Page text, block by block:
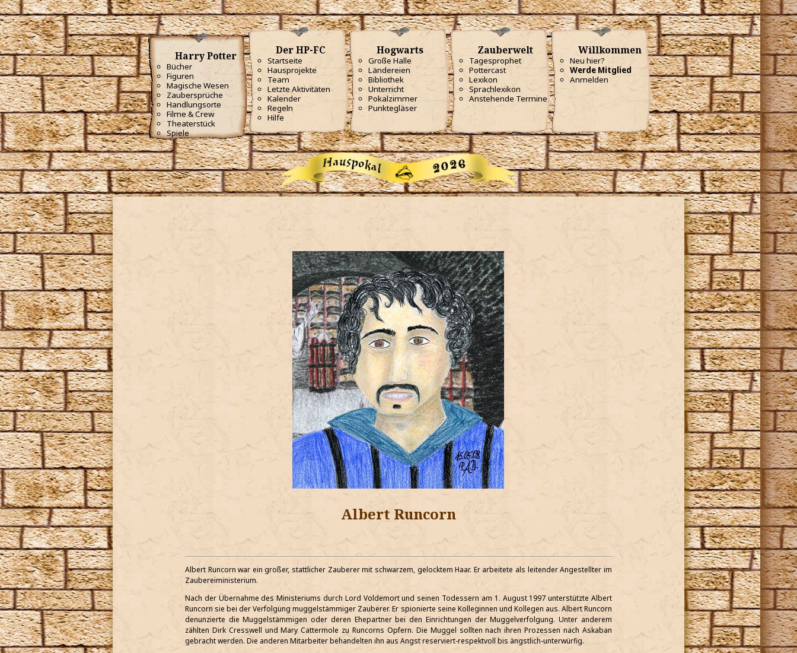
Harry Potter
Bücher
Figuren
Magische Wesen
Zaubersprüche
Handlungsorte
Filme & Crew
Theaterstück
Spiele
Der HP-FC
Startseite
Hausprojekte
Team
Letzte Aktivitäten
Kalender
Regeln
Hilfe
Hogwarts
Große Halle
Ländereien
Bibliothek
Unterricht
Pokalzimmer
Punktegläser
Zauberwelt
Tagesprophet
Pottercast
Lexikon
Sprachlexikon
Anstehende Termine
Willkommen
Neu hier?
Werde Mitglied
Anmelden
Albert Runcorn
Albert Runcorn war ein großer, stattlicher Zauberer mit schwarzem, gelocktem Haar. Er arbeitete als leitender Angestellter im
Zaubereiministerium.
Nach der Übernahme des Ministeriums durch Lord Voldemort und seinen Todessern am 1. August 1997 unterstützte Albert
Runcorn sie bei der Verfolgung muggelstämmiger Zauberer. Er spionierte seine Kolleginnen und Kollegen aus. Albert Runcorn
denunzierte die Muggelstämmigen oder deren Ehepartner bei den Einrichtungen der Muggelverfolgung. Unter anderem
zählten Dirk Cresswell und Mary Cattermole zu Runcorns Opfern. Die Muggel sollten nach ihren Prozessen nach Askaban
gebracht werden. Die anderen Mitarbeiter behandelten ihn aus Angst reserviert-respektvoll bis ängstlich-unterwürfig.